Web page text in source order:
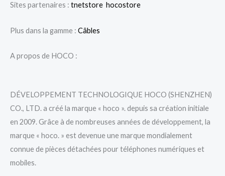
Sites partenaires : tnetstore hocostore
Plus dans la gamme : Câbles
A propos de HOCO :
DÉVELOPPEMENT TECHNOLOGIQUE HOCO (SHENZHEN)
CO., LTD. a créé la marque « hoco ». depuis sa création initiale
en 2009. Grâce à de nombreuses années de développement, la
marque « hoco. » est devenue une marque mondialement
connue de pièces détachées pour téléphones numériques et
mobiles.